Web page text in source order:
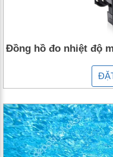
Đồng hồ đo nhiệt độ